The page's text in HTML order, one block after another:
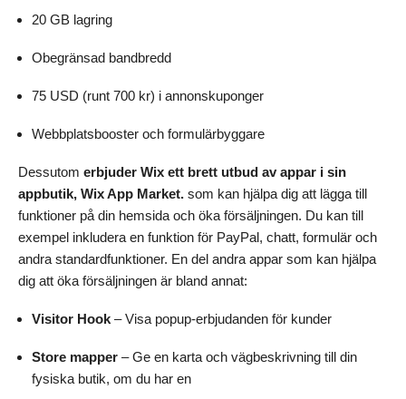
20 GB lagring
Obegränsad bandbredd
75 USD (runt 700 kr) i annonskuponger
Webbplatsbooster och formulärbyggare
Dessutom erbjuder Wix ett brett utbud av appar i sin
appbutik, Wix App Market. som kan hjälpa dig att lägga till
funktioner på din hemsida och öka försäljningen. Du kan till
exempel inkludera en funktion för PayPal, chatt, formulär och
andra standardfunktioner. En del andra appar som kan hjälpa
dig att öka försäljningen är bland annat:
Visitor Hook – Visa popup-erbjudanden för kunder
Store mapper – Ge en karta och vägbeskrivning till din
fysiska butik, om du har en